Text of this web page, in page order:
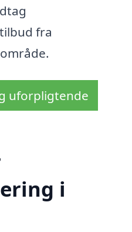
fra
uforpligtende
i